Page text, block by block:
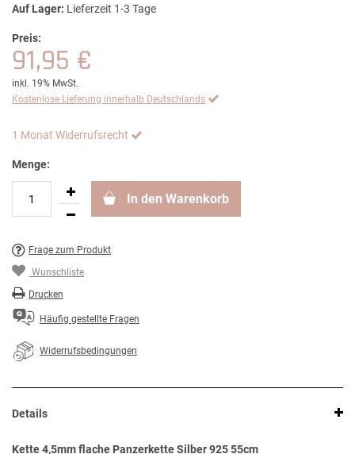
Auf Lager: Lieferzeit 1-3 Tage
Preis:
91,95 €
inkl. 19% MwSt.
Kostenlose Lieferung innerhalb Deutschlands
1 Monat Widerrufsrecht
Menge:
In den Warenkorb
Frage zum Produkt
Wunschliste
Drucken
Häufig gestellte Fragen
Widerrufsbedingungen
Details
Kette 4,5mm flache Panzerkette Silber 925 55cm